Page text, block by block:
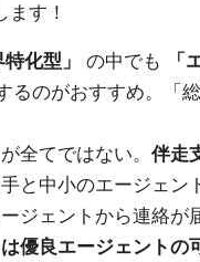
す！
特化型」 の中でも 「
るのがおすすめ。「
全てではない。 伴走
と中小のエージェン
ジェントから連絡が
優良エージェントの